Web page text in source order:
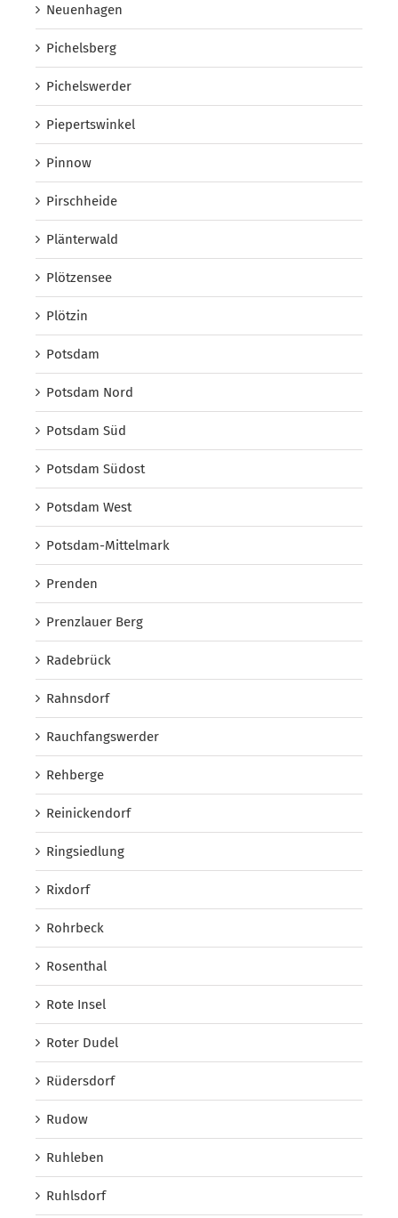
Neuenhagen
Pichelsberg
Pichelswerder
Piepertswinkel
Pinnow
Pirschheide
Plänterwald
Plötzensee
Plötzin
Potsdam
Potsdam Nord
Potsdam Süd
Potsdam Südost
Potsdam West
Potsdam-Mittelmark
Prenden
Prenzlauer Berg
Radebrück
Rahnsdorf
Rauchfangswerder
Rehberge
Reinickendorf
Ringsiedlung
Rixdorf
Rohrbeck
Rosenthal
Rote Insel
Roter Dudel
Rüdersdorf
Rudow
Ruhleben
Ruhlsdorf